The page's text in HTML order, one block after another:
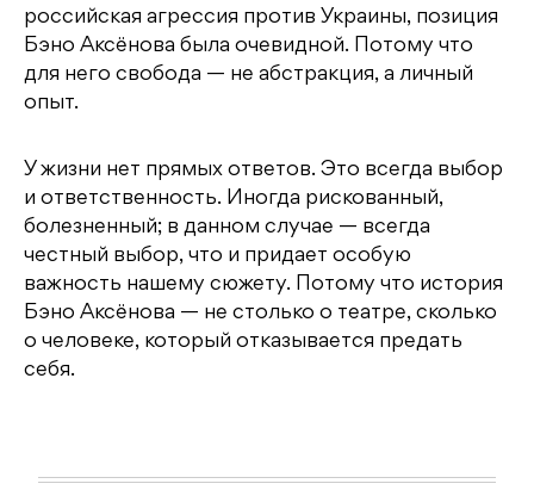
российская агрессия против Украины, позиция
Бэно Аксёнова была очевидной. Потому что
для него свобода — не абстракция, а личный
опыт.
У жизни нет прямых ответов. Это всегда выбор
и ответственность. Иногда рискованный,
болезненный; в данном случае — всегда
честный выбор, что и придает особую
важность нашему сюжету. Потому что история
Бэно Аксёнова — не столько о театре, сколько
о человеке, который отказывается предать
себя.